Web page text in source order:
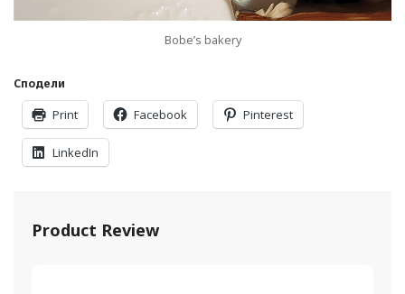
Bobe’s bakery
Сподели
Print Facebook Pinterest
LinkedIn
Product Review